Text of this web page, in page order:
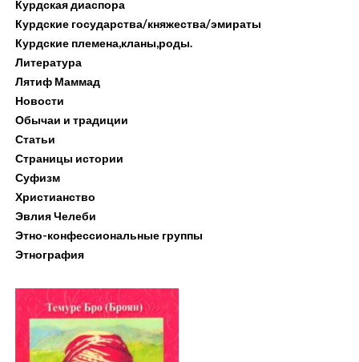
Курдская диаспора
Курдские государства/княжества/эмираты
Курдские племена,кланы,роды.
Литература
Лятиф Маммад
Новости
Обычаи и традиции
Статьи
Страницы истории
Суфизм
Христианство
Эвлия Челеби
Этно-конфессиональные группы
Этнография